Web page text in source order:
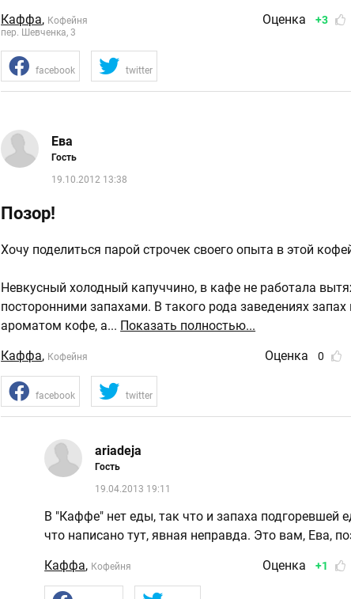
Каффа, Кофейня
пер. Шевченка, 3
Оценка +3
facebook twitter
Ева
Гость
19.10.2012 13:38
Позор!
Хочу поделиться парой строчек своего опыта в этой
Невкусный холодный капуччино, в кафе не работала
посторонними запахами. В такого рода заведениях
ароматом кофе, а... Показать полностью...
Каффа, Кофейня Оценка 0
facebook twitter
ariadeja
Гость
19.04.2013 19:11
В "Каффе" нет еды, так что и запаха подгоревшей
что написано тут, явная неправда. Это вам, Ева,
Каффа, Кофейня Оценка +1